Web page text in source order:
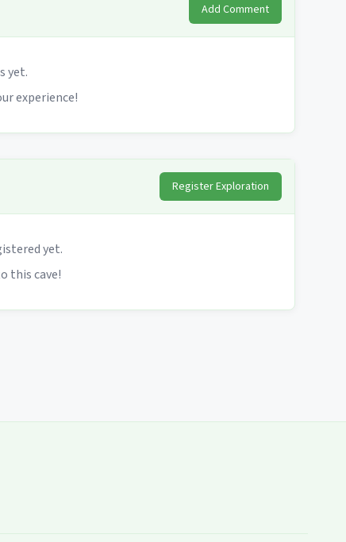
Add Comment
yet.
experience!
Register Exploration
yet.
this cave!